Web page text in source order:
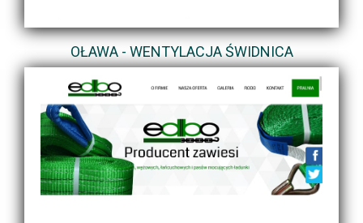
OŁAWA - WENTYLACJA ŚWIDNICA